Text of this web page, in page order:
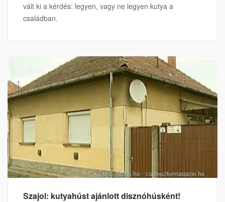
vált ki a kérdés: legyen, vagy ne legyen kutya a
családban.
Szajol: kutyahúst ajánlott disznóhúsként!